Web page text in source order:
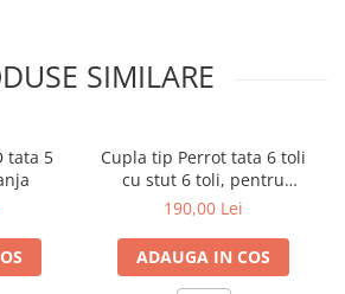
SIMILARE
tata 5
Cupla tip Perrot tata 6 toli
cu stut 6 toli, pentru
vidanja
190,00 Lei
ADAUGA IN COS